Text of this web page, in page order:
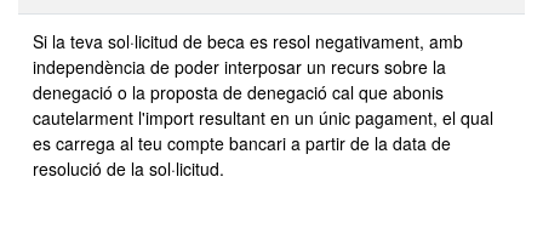
Si la teva sol·licitud de beca es resol negativament, amb
independència de poder interposar un recurs sobre la
denegació o la proposta de denegació cal que abonis
cautelarment l'import resultant en un únic pagament, el qual
es carrega al teu compte bancari a partir de la data de
resolució de la sol·licitud.